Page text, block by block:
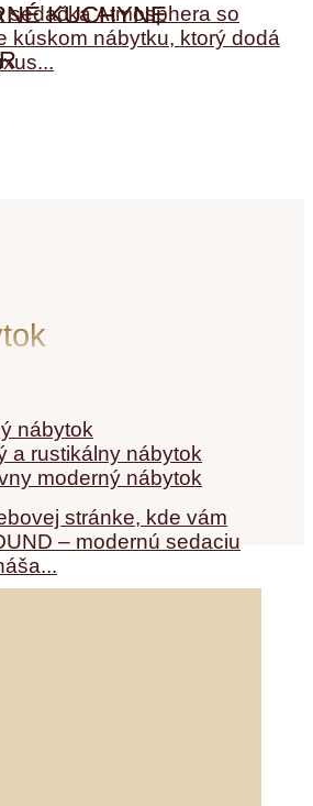
KUCHYNE
nábytok
a rustikálny nábytok
moderný nábytok
sedačka Atmosphera so
kúskom nábytku, ktorý dodá
stránke, kde vám
– modernú sedaciu